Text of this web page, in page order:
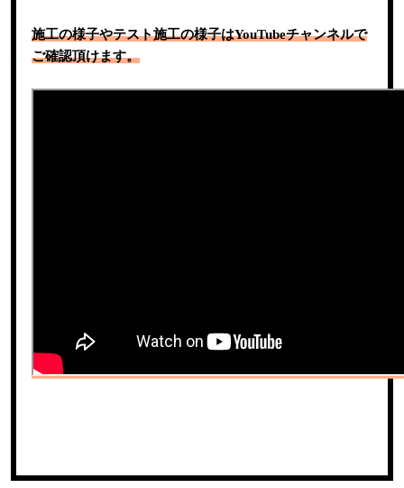
施工の様子やテスト施工の様子はYouTubeチャンネルで
ご確認頂けます。